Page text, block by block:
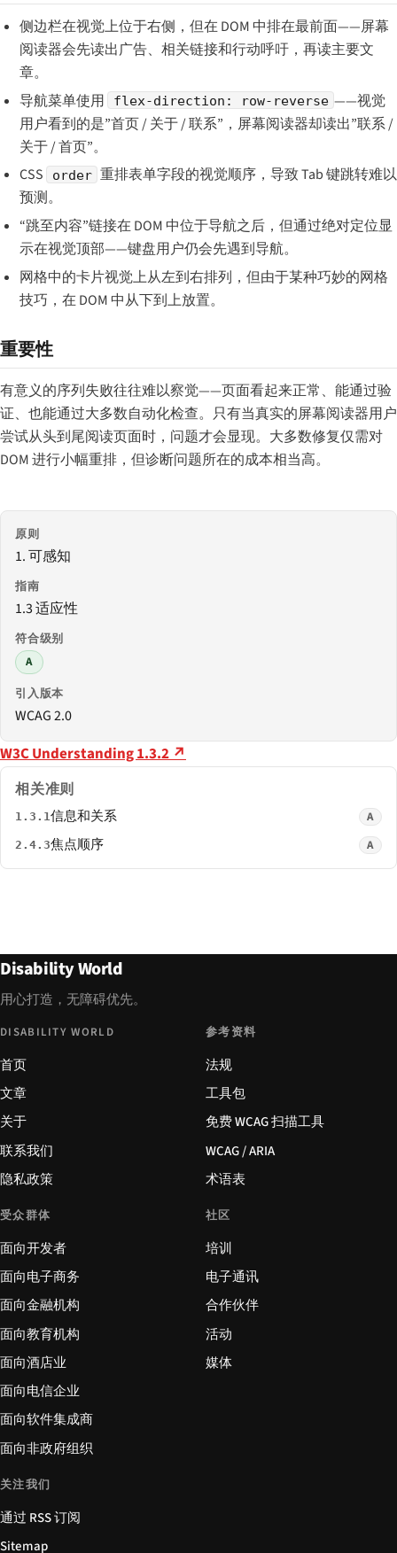
侧边栏在视觉上位于右侧，但在 DOM 中排在最前面——屏幕
阅读器会先读出广告、相关链接和行动呼吁，再读主要文
章。
导航菜单使用
flex-direction: row-reverse ——视觉
用户看到的是”首页 / 关于 / 联系”，屏幕阅读器却读出”联系 /
关于 / 首页”。
CSS
order 重排表单字段的视觉顺序，导致 Tab 键跳转难以
预测。
“跳至内容”链接在 DOM 中位于导航之后，但通过绝对定位显
示在视觉顶部——键盘用户仍会先遇到导航。
网格中的卡片视觉上从左到右排列，但由于某种巧妙的网格
技巧，在 DOM 中从下到上放置。
重要性
有意义的序列失败往往难以察觉——页面看起来正常、能通过验
证、也能通过大多数自动化检查。只有当真实的屏幕阅读器用户
尝试从头到尾阅读页面时，问题才会显现。大多数修复仅需对
DOM 进行小幅重排，但诊断问题所在的成本相当高。
原则
1. 可感知
指南
1.3 适应性
符合级别
A
引入版本
WCAG 2.0
W3C Understanding 1.3.2 ↗
相关准则
1.3.1信息和关系 A
2.4.3焦点顺序 A
Disability World
用心打造，无障碍优先。
DISABILITY WORLD
首页
文章
关于
联系我们
隐私政策
参考资料
法规
工具包
免费 WCAG 扫描工具
WCAG / ARIA
术语表
受众群体
面向开发者
面向电子商务
面向金融机构
面向教育机构
面向酒店业
面向电信企业
面向软件集成商
面向非政府组织
社区
培训
电子通讯
合作伙伴
活动
媒体
关注我们
通过 RSS 订阅
Sitemap